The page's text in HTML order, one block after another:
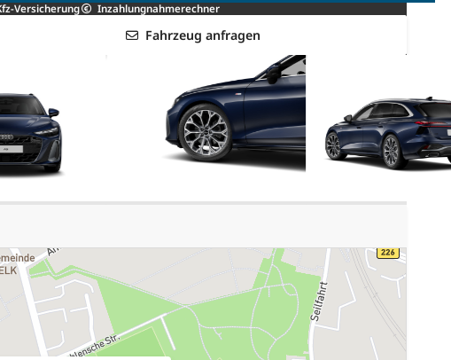
Versicherung Inzahlungnahmerechner
Fahrzeug anfragen